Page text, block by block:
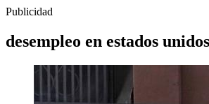
Publicidad
desempleo en estados unidos